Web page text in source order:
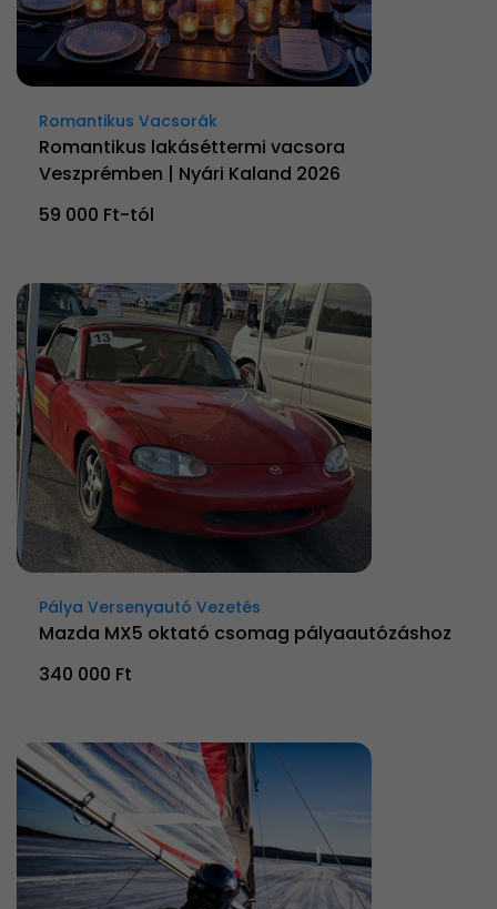
Romantikus Vacsorák
Romantikus lakáséttermi vacsora
Veszprémben | Nyári Kaland 2026
59 000 Ft-tól
Pálya Versenyautó Vezetés
Mazda MX5 oktató csomag pályaautózáshoz
340 000 Ft